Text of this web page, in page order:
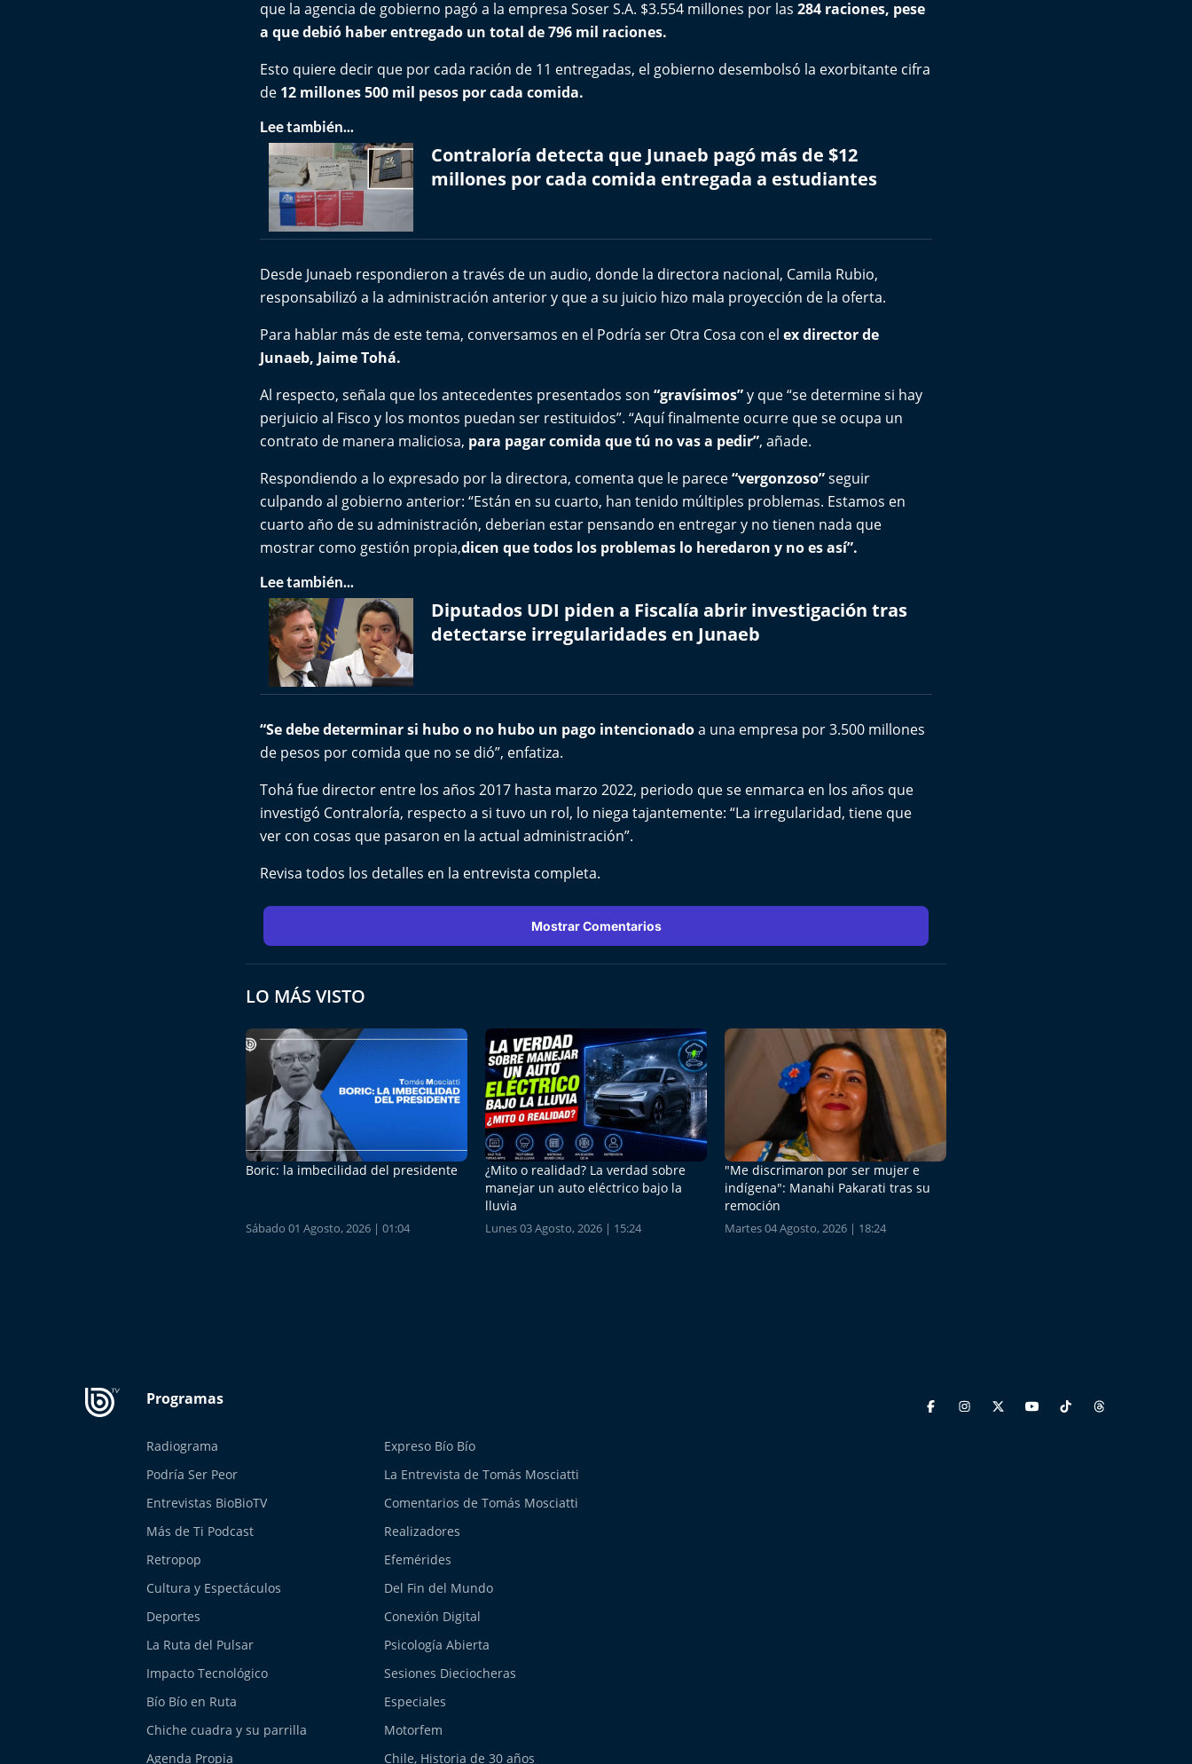
que la agencia de gobierno pagó a la empresa Soser S.A. $3.554 millones por las 284 raciones, pese
a que debió haber entregado un total de 796 mil raciones.
Esto quiere decir que por cada ración de 11 entregadas, el gobierno desembolsó la exorbitante cifra
de 12 millones 500 mil pesos por cada comida.
Lee también...
Contraloría detecta que Junaeb pagó más de $12
millones por cada comida entregada a estudiantes
Desde Junaeb respondieron a través de un audio, donde la directora nacional, Camila Rubio,
responsabilizó a la administración anterior y que a su juicio hizo mala proyección de la oferta.
Para hablar más de este tema, conversamos en el Podría ser Otra Cosa con el ex director de
Junaeb, Jaime Tohá.
Al respecto, señala que los antecedentes presentados son “gravísimos”y que “se determine si hay
perjuicio al Fisco y los montos puedan ser restituidos”. “Aquí finalmente ocurre que se ocupa un
contrato de manera maliciosa, para pagar comida que tú no vas a pedir”, añade.
Respondiendo a lo expresado por la directora, comenta que le parece“vergonzoso”seguir
culpando al gobierno anterior: “Están en su cuarto, han tenido múltiples problemas. Estamos en
cuarto año de su administración, deberian estar pensando en entregar y no tienen nada que
mostrar como gestión propia,dicen que todos los problemas lo heredaron y no es así”.
Lee también...
Diputados UDI piden a Fiscalía abrir investigación tras
detectarse irregularidades en Junaeb
“Se debe determinar si hubo o no hubo un pago intencionadoa una empresa por 3.500 millones
de pesos por comida que no se dió”, enfatiza.
Tohá fue director entre los años 2017 hasta marzo 2022, periodo que se enmarca en los años que
investigó Contraloría, respecto a si tuvo un rol, lo niega tajantemente: “La irregularidad, tiene que
ver con cosas que pasaron en la actual administración”.
Revisa todos los detalles en la entrevista completa.
Mostrar Comentarios
LO MÁS VISTO
Boric: la imbecilidad del presidente
Sábado 01 Agosto, 2026 | 01:04
¿Mito o realidad? La verdad sobre
manejar un auto eléctrico bajo la
lluvia
Lunes 03 Agosto, 2026 | 15:24
"Me discrimaron por ser mujer e
indígena": Manahi Pakarati tras su
remoción
Martes 04 Agosto, 2026 | 18:24
Radiograma
Expreso Bío Bío
Podría Ser Peor
La Entrevista de Tomás Mosciatti
Entrevistas BioBioTV
Comentarios de Tomás Mosciatti
Más de Ti Podcast
Realizadores
Retropop
Efemérides
Cultura y Espectáculos
Del Fin del Mundo
Deportes
Conexión Digital
La Ruta del Pulsar
Psicología Abierta
Impacto Tecnológico
Sesiones Dieciocheras
Bío Bío en Ruta
Especiales
Chiche cuadra y su parrilla
Motorfem
Agenda Propia
Chile, Historia de 30 años